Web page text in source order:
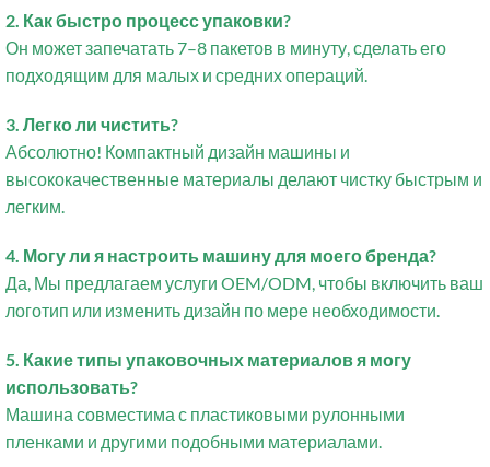
2. Как быстро процесс упаковки?
Он может запечатать 7–8 пакетов в минуту, сделать его
подходящим для малых и средних операций.
3. Легко ли чистить?
Абсолютно! Компактный дизайн машины и
высококачественные материалы делают чистку быстрым и
легким.
4. Могу ли я настроить машину для моего бренда?
Да, Мы предлагаем услуги OEM/ODM, чтобы включить ваш
логотип или изменить дизайн по мере необходимости.
5. Какие типы упаковочных материалов я могу
использовать?
Машина совместима с пластиковыми рулонными
пленками и другими подобными материалами.